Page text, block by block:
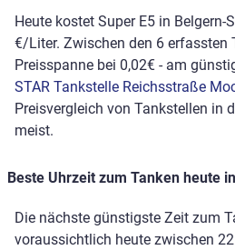
Heute kostet Super E5 in
€/Liter. Zwischen den 6 erfassten
Preisspanne bei 0,02€ - am
STAR Tankstelle Reichsstraße
Preisvergleich von Tankstellen in
meist.
Beste Uhrzeit zum Tanken heute
Die nächste günstigste Zeit zum
voraussichtlich heute zwischen